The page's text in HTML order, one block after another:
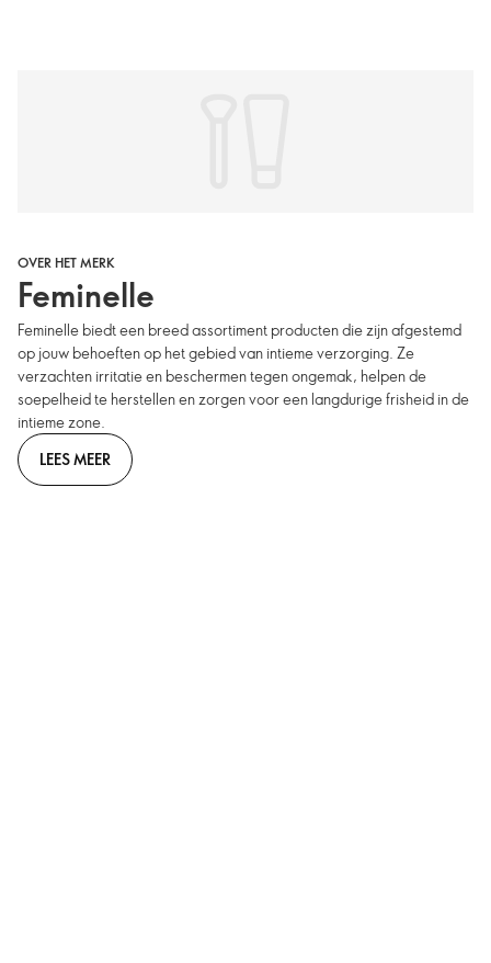
OVER HET MERK
Feminelle
Feminelle biedt een breed assortiment producten die zijn afgestemd
op jouw behoeften op het gebied van intieme verzorging. Ze
verzachten irritatie en beschermen tegen ongemak, helpen de
soepelheid te herstellen en zorgen voor een langdurige frisheid in de
intieme zone.
LEES MEER